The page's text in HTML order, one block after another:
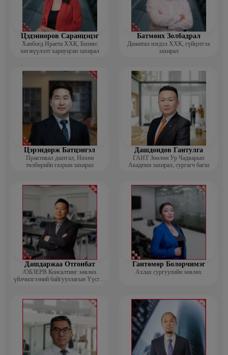
Цэдэнноров Саранцэцэг
Ханбогд Ираета ХХК, Бизнес
хөгжүүлэлт хариуцсан захирал
Батмөнх Золбадрал
Дижитал нэгдэл ХХК, гүйцэтгэх
захирал
Цэрэндорж Батцэнгэл
Практикал даатгал, Нөхөн
төлбөрийн газрын захирал
Дашдондов Гантулга
ГАНТ Зөөлөн Ур Чадварын
Академи захирал, сургагч багш
Дашдаржаа Отгонбат
/ОБЗЕРВ Консалтинг зөвлөх
үйлчилгээний байгууллагын Үүсгэн
Гантөмөр Болорчимэг
Ахлах сургуулийн зөвлөх